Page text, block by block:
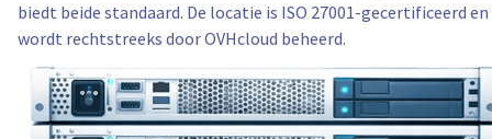
biedt beide standaard. De locatie is ISO 27001-gecertificeerd en
wordt rechtstreeks door OVHcloud beheerd.